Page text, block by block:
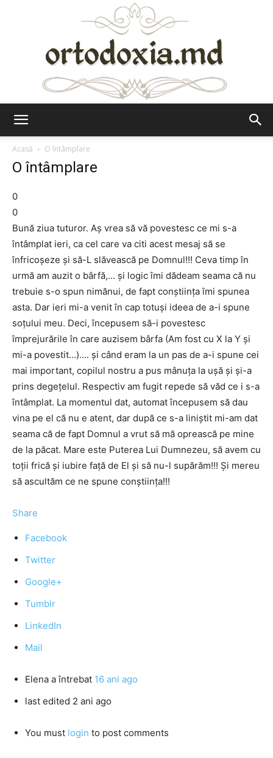
Acasă
O întâmplare
O întâmplare
0
0
Bună ziua tuturor. Aș vrea să vă povestesc ce mi s-a
întâmplat ieri, ca cel care va citi acest mesaj să se
înfricoșeze și să-L slăvească pe Domnul!!! Ceva timp în
urmă am auzit o bârfă,… și logic îmi dădeam seama că nu
trebuie s-o spun nimănui, de fapt conștiința îmi spunea
asta. Dar ieri mi-a venit în cap totuși ideea de a-i spune
soțului meu. Deci, începusem să-i povestesc
împrejurările în care auzisem bârfa (Am fost cu X la Y și
mi-a povestit…)…. și când eram la un pas de a-i spune cei
mai important, copilul nostru a pus mânuța la ușă și și-a
prins degețelul. Respectiv am fugit repede să văd ce i s-a
întâmplat. La momentul dat, automat începusem să dau
vina pe el că nu e atent, dar după ce s-a liniștit mi-am dat
seama că de fapt Domnul a vrut să mă oprească pe mine
de la păcat. Mare este Puterea Lui Dumnezeu, să avem cu
toții frică și iubire față de El și să nu-l supărăm!!! Și mereu
să ascultăm ce ne spune conștiința!!!
Share
Facebook
Twitter
Google+
Tumblr
LinkedIn
Mail
Elena a întrebat 16 ani ago
last edited 2 ani ago
You must login to post comments